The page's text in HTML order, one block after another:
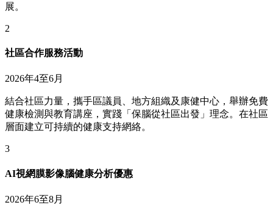
展。
2
社區合作服務活動
2026年4至6月
結合社區力量，攜手區議員、地方組織及康健中心，舉辦免費
健康檢測與教育講座，實踐「保腦從社區出發」理念。在社區
層面建立可持續的健康支持網絡。
3
AI視網膜影像腦健康分析優惠
2026年6至8月